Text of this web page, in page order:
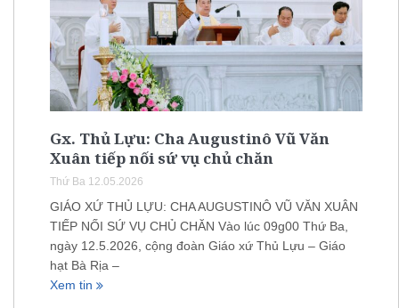
Gx. Thủ Lựu: Cha Augustinô Vũ Văn
Xuân tiếp nối sứ vụ chủ chăn
Thứ Ba 12.05.2026
GIÁO XỨ THỦ LỰU: CHA AUGUSTINÔ VŨ VĂN XUÂN
TIẾP NỐI SỨ VỤ CHỦ CHĂN Vào lúc 09g00 Thứ Ba,
ngày 12.5.2026, cộng đoàn Giáo xứ Thủ Lựu – Giáo
hạt Bà Rịa –
Xem tin